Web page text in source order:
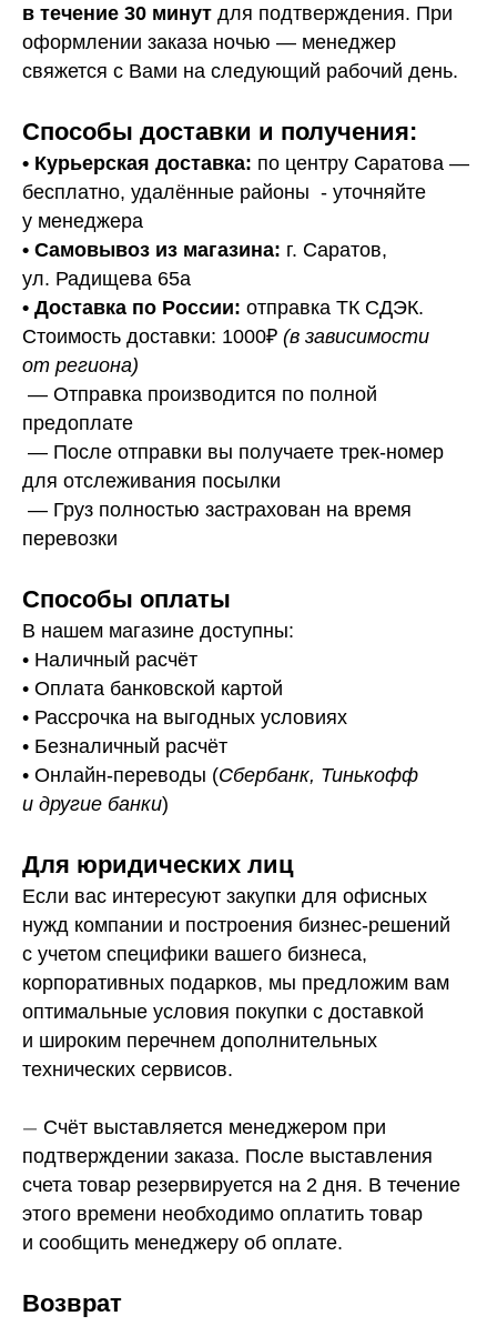
в течение 30 минут для подтверждения. При
оформлении заказа ночью — менеджер
свяжется с Вами на следующий рабочий день.
Способы доставки и получения:
• Курьерская доставка: по центру Саратова —
бесплатно, удалённые районы - уточняйте
у менеджера
• Самовывоз из магазина: г. Саратов,
ул. Радищева 65а
• Доставка по России: отправка ТК СДЭК.
Стоимость доставки: 1000₽ (в зависимости
от региона)
— Отправка производится по полной
предоплате
— После отправки вы получаете трек-номер
для отслеживания посылки
— Груз полностью застрахован на время
перевозки
Способы оплаты
В нашем магазине доступны:
• Наличный расчёт
• Оплата банковской картой
• Рассрочка на выгодных условиях
• Безналичный расчёт
• Онлайн-переводы (Сбербанк, Тинькофф
и другие банки)
Для юридических лиц
Если вас интересуют закупки для офисных
нужд компании и построения бизнес-решений
с учетом специфики вашего бизнеса,
корпоративных подарков, мы предложим вам
оптимальные условия покупки с доставкой
и широким перечнем дополнительных
технических сервисов.
— Счёт выставляется менеджером при
подтверждении заказа. После выставления
счета товар резервируется на 2 дня. В течение
этого времени необходимо оплатить товар
и сообщить менеджеру об оплате.
Возврат